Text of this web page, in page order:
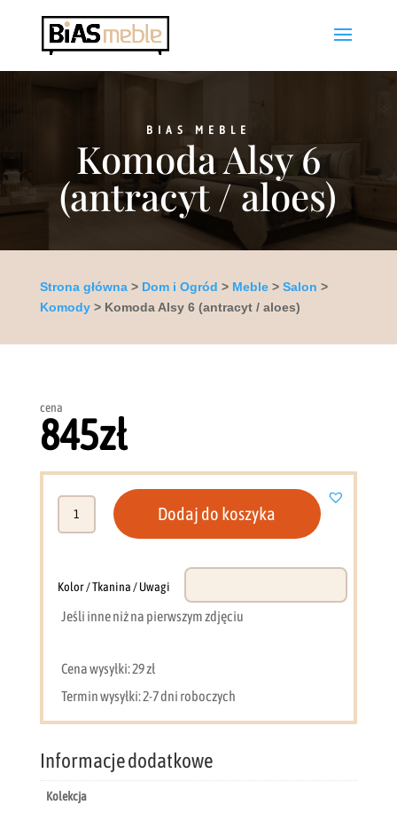
BIAS MEBLE
Komoda Alsy 6
(antracyt / aloes)
Strona główna> Dom i Ogród > Meble> Salon >
Komody> Komoda Alsy 6 (antracyt / aloes)
cena
845zł
(antracyt
aloes)
Dodaj do koszyka
Kolor / Tkanina / Uwagi
Jeśli inne niż na pierwszym zdjęciu
Cena wysyłki: 29 zł
Termin wysyłki: 2-7 dni roboczych
Informacje dodatkowe
Kolekcja